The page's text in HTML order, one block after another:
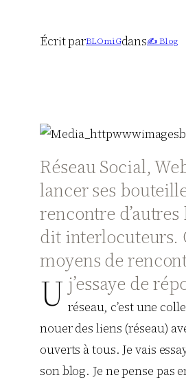
Écrit parBLOmiGdans✍️ Blog
Réseau Social,
lancer ses
rencontre
dit interlocuteurs.
moyens de
j’essaye de
U réseau, c’est une
nouer des liens (réseau)
ouverts à tous. Je vais
son blog. Je ne pense pas